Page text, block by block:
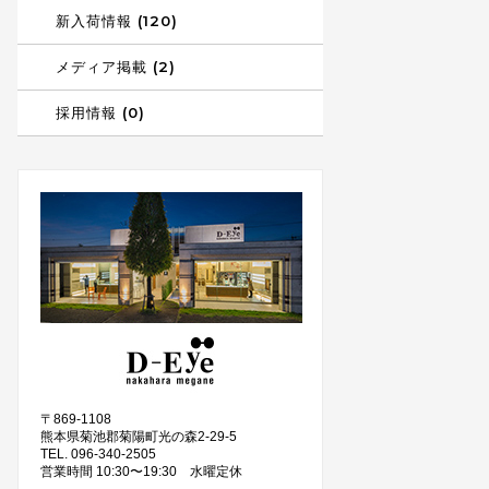
新入荷情報 (120)
メディア掲載 (2)
採用情報 (0)
〒869-1108
熊本県菊池郡菊陽町光の森2-29-5
TEL. 096-340-2505
営業時間 10:30〜19:30 水曜定休